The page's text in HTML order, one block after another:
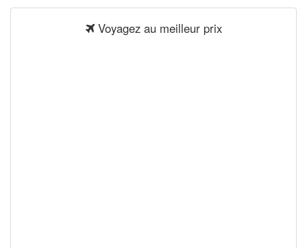
Voyagez au meilleur prix